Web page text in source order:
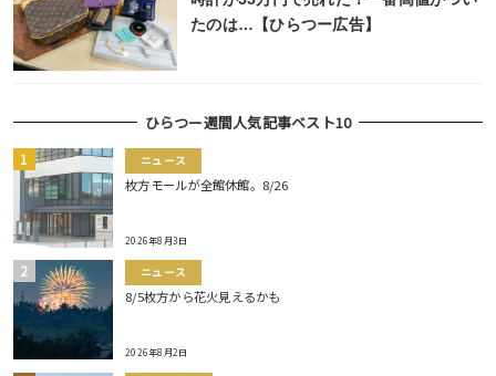
たのは…【ひらつー広告】
ひらつー週間人気記事ベスト10
ニュース
枚方モールが全館休館。8/26
2026年8月3日
ニュース
8/5枚方から花火見えるかも
2026年8月2日